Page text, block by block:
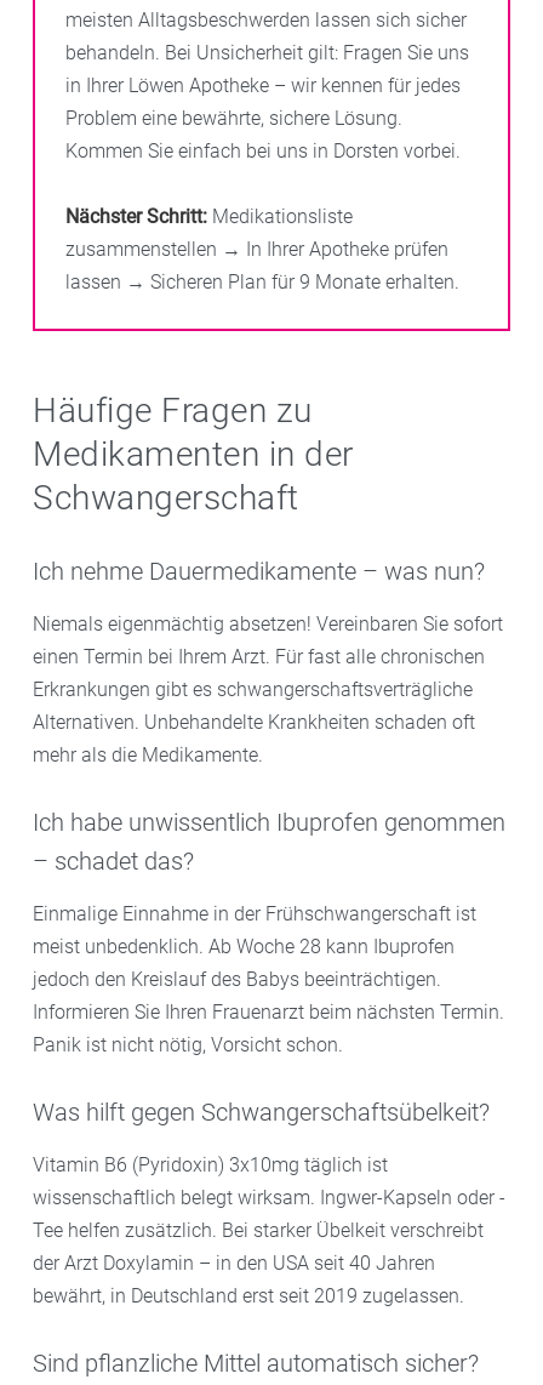
meisten Alltagsbeschwerden lassen sich sicher
behandeln. Bei Unsicherheit gilt: Fragen Sie uns
in Ihrer Löwen Apotheke – wir kennen für jedes
Problem eine bewährte, sichere Lösung.
Kommen Sie einfach bei uns in Dorsten vorbei.
Nächster Schritt: Medikationsliste
zusammenstellen → In Ihrer Apotheke prüfen
lassen → Sicheren Plan für 9 Monate erhalten.
Häufige Fragen zu
Medikamenten in der
Schwangerschaft
Ich nehme Dauermedikamente – was nun?
Niemals eigenmächtig absetzen! Vereinbaren Sie sofort
einen Termin bei Ihrem Arzt. Für fast alle chronischen
Erkrankungen gibt es schwangerschaftsverträgliche
Alternativen. Unbehandelte Krankheiten schaden oft
mehr als die Medikamente.
Ich habe unwissentlich Ibuprofen genommen
– schadet das?
Einmalige Einnahme in der Frühschwangerschaft ist
meist unbedenklich. Ab Woche 28 kann Ibuprofen
jedoch den Kreislauf des Babys beeinträchtigen.
Informieren Sie Ihren Frauenarzt beim nächsten Termin.
Panik ist nicht nötig, Vorsicht schon.
Was hilft gegen Schwangerschaftsübelkeit?
Vitamin B6 (Pyridoxin) 3x10mg täglich ist
wissenschaftlich belegt wirksam. Ingwer-Kapseln oder -
Tee helfen zusätzlich. Bei starker Übelkeit verschreibt
der Arzt Doxylamin – in den USA seit 40 Jahren
bewährt, in Deutschland erst seit 2019 zugelassen.
Sind pflanzliche Mittel automatisch sicher?